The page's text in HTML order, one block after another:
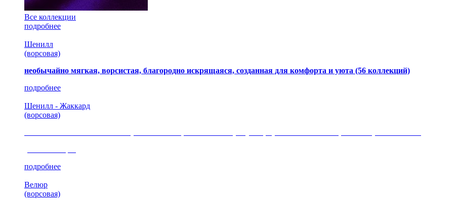
Все коллекции
подробнее
Шенилл
(ворсовая)
необычайно мягкая, ворсистая, благородно искрящаяся, созданная для комфорта и уюта (56 коллекций)
подробнее
Шенилл - Жаккард
(ворсовая)
подробнее
Велюр
(ворсовая)